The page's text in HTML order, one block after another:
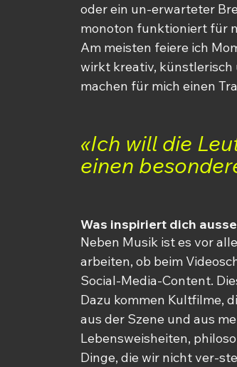
oder ein un-erwarteter
monoton funktioniert für
Am meisten feiere ich
wirkt kreativ, künstlerisch
machen für mich einen
«Ich will die
einen
Was inspiriert dich
Neben Musik ist es vor
arbeiten, ob beim
Social-Media-Content.
Dazu kommen Kultfilme,
aus der Szene und aus
Lebensweisheiten,
Dinge, die wir nicht ver-